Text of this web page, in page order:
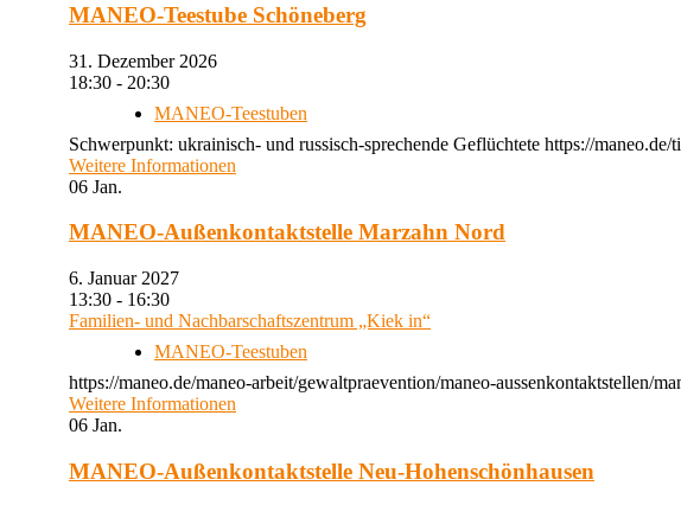
MANEO-Teestube Schöneberg
31. Dezember 2026
18:30 - 20:30
MANEO-Teestuben
Schwerpunkt: ukrainisch- und russisch-sprechende Geflüchtete https://
Weitere Informationen
06 Jan.
MANEO-Außenkontaktstelle Marzahn Nord
6. Januar 2027
13:30 - 16:30
Familien- und Nachbarschaftszentrum „Kiek in“
MANEO-Teestuben
https://maneo.de/maneo-arbeit/gewaltpraevention/maneo-aussenkontaktstellen/
Weitere Informationen
06 Jan.
MANEO-Außenkontaktstelle Neu-Hohenschönhausen